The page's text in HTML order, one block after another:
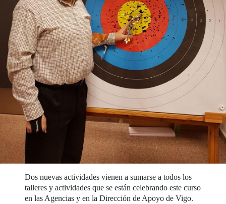
Dos nuevas actividades vienen a sumarse a todos los
talleres y actividades que se están celebrando este curso
en las Agencias y en la Dirección de Apoyo de Vigo.